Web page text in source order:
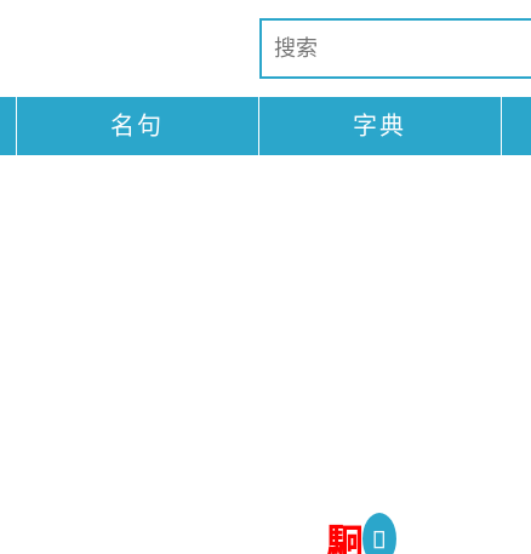
名句 字典
駉